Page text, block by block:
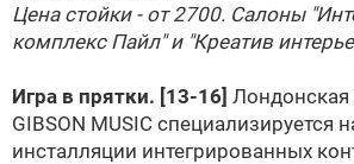
Цена стойки - от 2700. Салоны
комплекс Пайл" и "Креатив
Игра в прятки. [13-16]
GIBSON MUSIC специализируется
инсталляции интегрированных